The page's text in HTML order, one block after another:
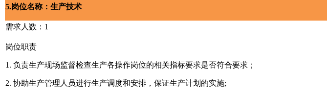
5.岗位名称：生产技术
需求人数：1
岗位职责
1. 负责生产现场监督检查生产各操作岗位的相关指标要求是否符合要求；
2. 协助生产管理人员进行生产调度和安排，保证生产计划的实施;